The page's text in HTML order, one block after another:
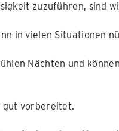
zuzuführen, sind
in vielen Situationen
Nächten und
gut vorbereitet.